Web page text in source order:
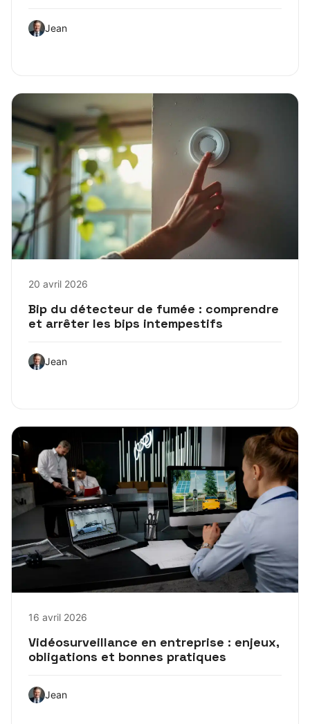
Jean
20 avril 2026
Bip du détecteur de fumée : comprendre
et arrêter les bips intempestifs
Jean
16 avril 2026
Vidéosurveillance en entreprise : enjeux,
obligations et bonnes pratiques
Jean